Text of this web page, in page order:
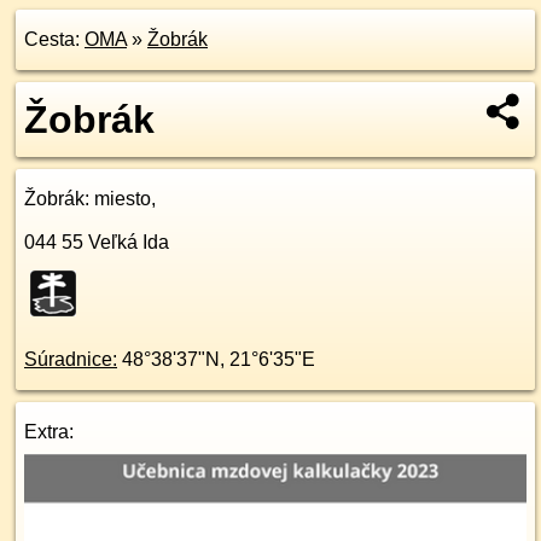
Cesta: OMA» Žobrák
Žobrák
Žobrák: miesto,
044 55 Veľká Ida
Súradnice: 48°38'37"N , 21°6'35"E
Extra: